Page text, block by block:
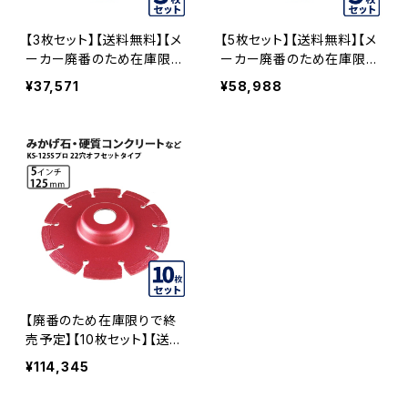
【3枚セット】【送料無料】【メ
ーカー廃番のため在庫限り
で終売予定】KSダイヤセグ
メント KS-125Sプロ 22穴
プ(ハットタイプ) 5インチ み
かげ石・硬質コンクリートな
ど (ks-125spro-of22)ダイ
ヤモンドカッター 刃キワ切
り コーナーカット 水平切断
KS-125SPRO-OF22-03
¥37,571
【5枚セット】【送料無料】【メ
ーカー廃番のため在庫限り
で終売予定】KSダイヤセグ
メント KS-125Sプロ 22穴
¥58,988
【廃番のため在庫限りで終
売予定】【10枚セット】【送料
無料】KSダイヤセグメント K
S-125Sプロ 22穴 内径22
¥114,345